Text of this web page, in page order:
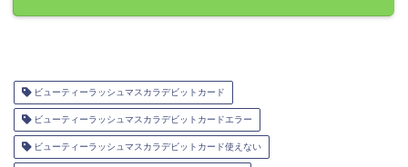
ビューティーラッシュマスカラデビットカード
ビューティーラッシュマスカラデビットカードエラー
ビューティーラッシュマスカラデビットカード使えない